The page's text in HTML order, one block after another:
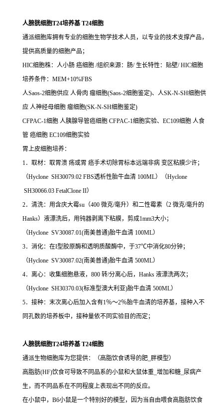
人膀胱细胞T24培养基 T24细胞
通派细胞库拥有专业的细胞生物学技术人员，以专业的技术支撑产品，
提供高质量的细胞产品；
HIC细胞株：人小肠 癌细胞 /组织来源：肠/ 生长特性：贴壁/ HIC细胞
培养条件：MEM+10%FBS
人Saos-2细胞供应 人骨肉 瘤细胞(Saos-2细胞鉴定)、人SK-N-SH细胞供
应 人神经母细胞 瘤细胞(SK-N-SH细胞鉴定)
CFPAC-1细胞 人胰腺导管癌细胞 CFPAC-1细胞实验、EC109细胞 人食
管 癌细胞 EC109细胞实验
胃上皮细胞培养：
1．取材：取胃溃 疡或胃 癌手术切除胃标本远端非病 变区粘膜少许；
（Hyclone SH30079.02 FBS透析性胎牛血清 100ML）（Hyclone
SH30066.03 FetalClone II）
2．清洗：用含庆大霉su（400 微克/毫升）和二性霉素（2 微克/毫升的
Hanks）液漂洗后，用钝器剥离下粘膜，剪成1mm3大小；
（Hyclone SV30087.01(南美普通)胎牛血清 100ML）
3．消化：在I型胶原酶和透明质酸酶中，于37℃中消化80分钟；
（Hyclone SV30087.02(南美普通)胎牛血清 500ML）
4．离心：收集细胞悬液，800 转/分离心后，Hanks 液漂洗两次；
（Hyclone SH30370.03(标准型澳大利亚)胎牛血清 500ML）
5．接种：末次离心后加入含有1％～2％胎牛血清的培养基，接种入不
同孔数的培养板中，接种量依不同实验目的而定；
人膀胱细胞T24培养基 T24细胞
通派生物细胞库为您提供：（高脂饮食诱导的肥_胖模型）
高脂肪(HF)饮食可导致不同品系的小鼠和大鼠体重_增加和糖_尿病产
生，而不同品系在不同程度上表现出不同的反应。
在小鼠中，B6小鼠是一个特别好的模型，因为当自由喂食高脂肪饮食